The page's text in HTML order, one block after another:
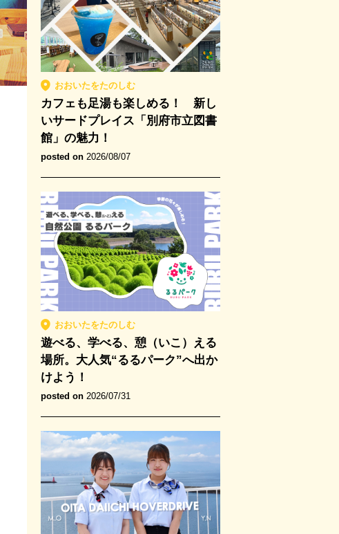
おおいたをたのしむ
カフェも足湯も楽しめる！ 新し
いサードプレイス「別府市立図書
館」の魅力！
posted on 2026/08/07
おおいたをたのしむ
遊べる、学べる、憩（いこ）える
場所。大人気“るるパーク”へ出か
けよう！
posted on 2026/07/31